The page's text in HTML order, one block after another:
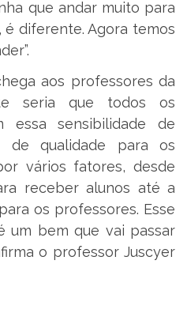
que andar muito para
é diferente. Agora temos
aos professores da
seria que todos os
essa sensibilidade de
de qualidade para os
vários fatores, desde
receber alunos até a
os professores. Esse
um bem que vai passar
o professor Juscyer